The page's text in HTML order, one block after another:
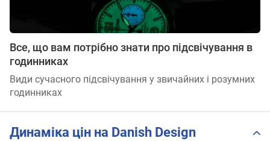
Все, що вам потрібно знати про підсвічування в
годинниках
Види сучасного підсвічування у звичайних і розумних
годинниках
Динаміка цін на Danish Design